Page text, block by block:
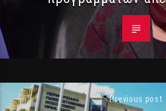
Previous post